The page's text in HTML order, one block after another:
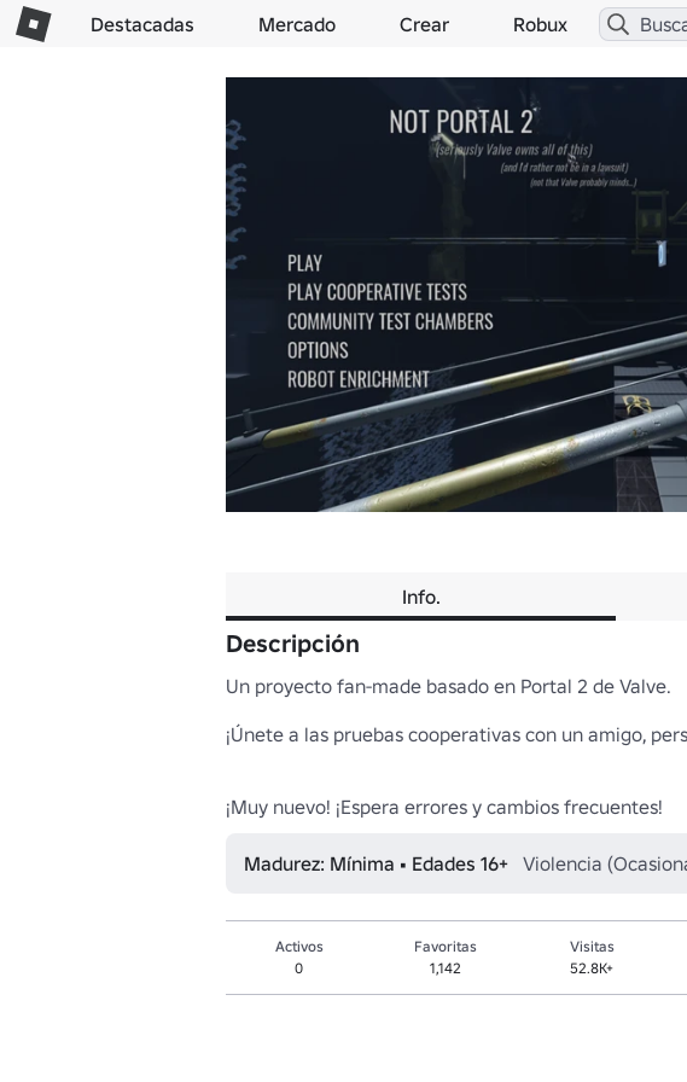
Destacadas Mercado Crear Robux
Info.
Descripción
Un proyecto fan-made basado en Portal 2 de Valve.
¡Únete a las pruebas cooperativas con un amigo,
¡Muy nuevo! ¡Espera errores y cambios frecuentes!
Madurez: Mínima • Edades 16+ Violencia
Activos
0
Favoritas
1,142
Visitas
52.8K+